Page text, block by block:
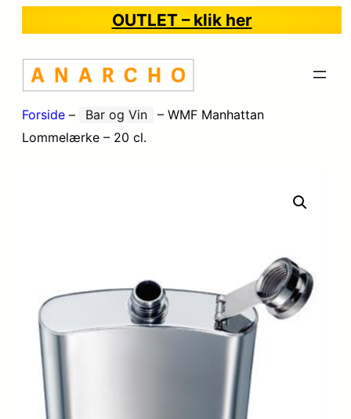
OUTLET – klik her
Forside – Bar og Vin – WMF Manhattan
Lommelærke – 20 cl.